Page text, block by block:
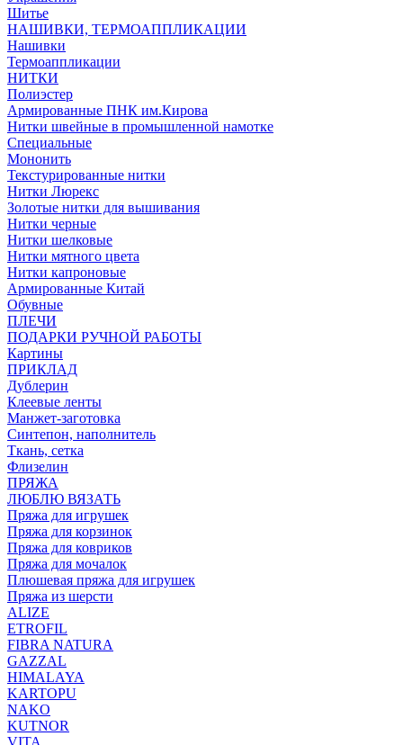
Шитье
НАШИВКИ, ТЕРМОАППЛИКАЦИИ
Нашивки
Термоаппликации
НИТКИ
Полиэстер
Армированные ПНК им.Кирова
Нитки швейные в промышленной намотке
Специальные
Мононить
Текстурированные нитки
Нитки Люрекс
Золотые нитки для вышивания
Нитки черные
Нитки шелковые
Нитки мятного цвета
Нитки капроновые
Армированные Китай
Обувные
ПЛЕЧИ
ПОДАРКИ РУЧНОЙ РАБОТЫ
Картины
ПРИКЛАД
Дублерин
Клеевые ленты
Манжет-заготовка
Синтепон, наполнитель
Ткань, сетка
Флизелин
ПРЯЖА
ЛЮБЛЮ ВЯЗАТЬ
Пряжа для игрушек
Пряжа для корзинок
Пряжа для ковриков
Пряжа для мочалок
Плюшевая пряжа для игрушек
Пряжа из шерсти
ALIZE
ETROFIL
FIBRA NATURA
GAZZAL
HIMALAYA
KARTOPU
NAKO
KUTNOR
VITA